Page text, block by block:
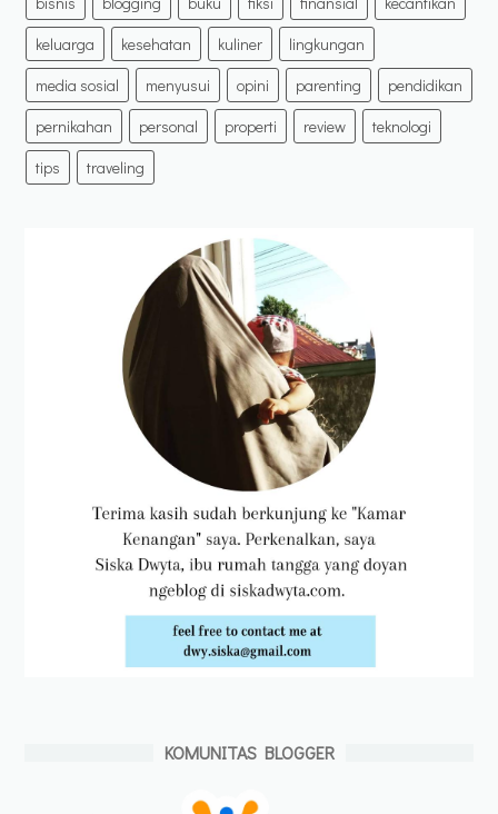
keluarga
kesehatan kuliner
lingkungan
media sosial
menyusui opini parenting
pendidikan
pernikahan
personal properti review
teknologi
tips
traveling
KOMUNITAS BLOGGER